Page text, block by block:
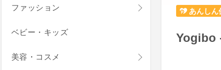
あんしん
Yogibo
ファッション
ベビー・キッズ
美容・コスメ